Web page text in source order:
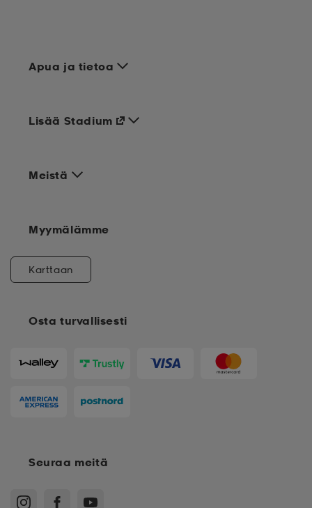
Apua ja tietoa
Meistä
Osta turvallisesti
Lisää Stadium
Myymälämme
Karttaan
Seuraa meitä